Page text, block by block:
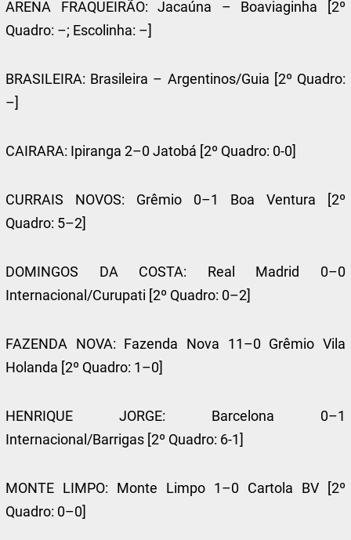
ARENA FRAQUEIRÃO: Jacaúna – Boaviaginha [2º
Quadro: –; Escolinha: –]
BRASILEIRA: Brasileira – Argentinos/Guia [2º Quadro:
–]
CAIRARA: Ipiranga 2–0 Jatobá [2º Quadro: 0-0]
CURRAIS NOVOS: Grêmio 0–1 Boa Ventura [2º
Quadro: 5–2]
DOMINGOS DA COSTA: Real Madrid 0–0
Internacional/Curupati [2º Quadro: 0–2]
FAZENDA NOVA: Fazenda Nova 11–0 Grêmio Vila
Holanda [2º Quadro: 1–0]
HENRIQUE JORGE: Barcelona 0–1
Internacional/Barrigas [2º Quadro: 6-1]
MONTE LIMPO: Monte Limpo 1–0 Cartola BV [2º
Quadro: 0–0]